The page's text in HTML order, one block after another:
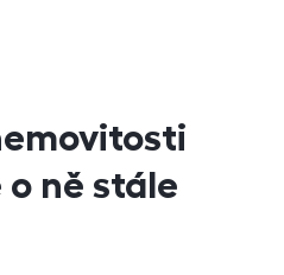
ně stále